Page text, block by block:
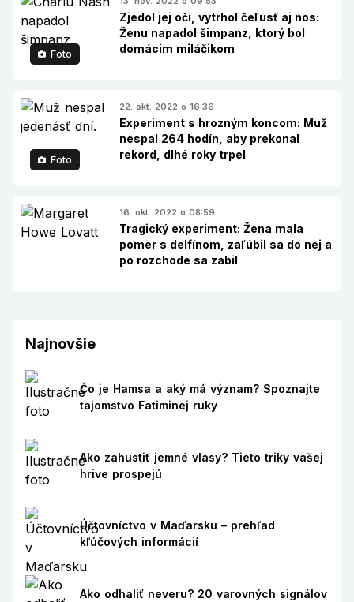
Foto
Zjedol jej oči, vytrhol čeľusť aj nos:
Ženu napadol šimpanz, ktorý bol
domácim miláčikom
Foto
22. okt. 2022 o 16:36
Experiment s hrozným koncom: Muž
nespal 264 hodín, aby prekonal
rekord, dlhé roky trpel
16. okt. 2022 o 08:59
Tragický experiment: Žena mala
pomer s delfínom, zaľúbil sa do nej a
po rozchode sa zabil
Najnovšie
Čo je Hamsa a aký má význam? Spoznajte
tajomstvo Fatiminej ruky
Ako zahustiť jemné vlasy? Tieto triky vašej
hrive prospejú
Účtovníctvo v Maďarsku – prehľad
kľúčových informácií
Ako odhaliť neveru? 20 varovných signálov